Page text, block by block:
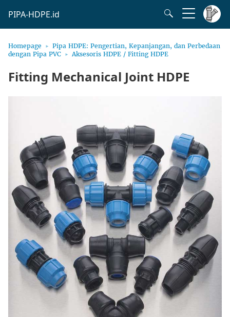
PIPA-HDPE.id
Homepage
Pipa HDPE: Pengertian, Kepanjangan, dan Perbedaan
dengan Pipa PVC
Aksesoris HDPE / Fitting HDPE
Fitting Mechanical Joint HDPE